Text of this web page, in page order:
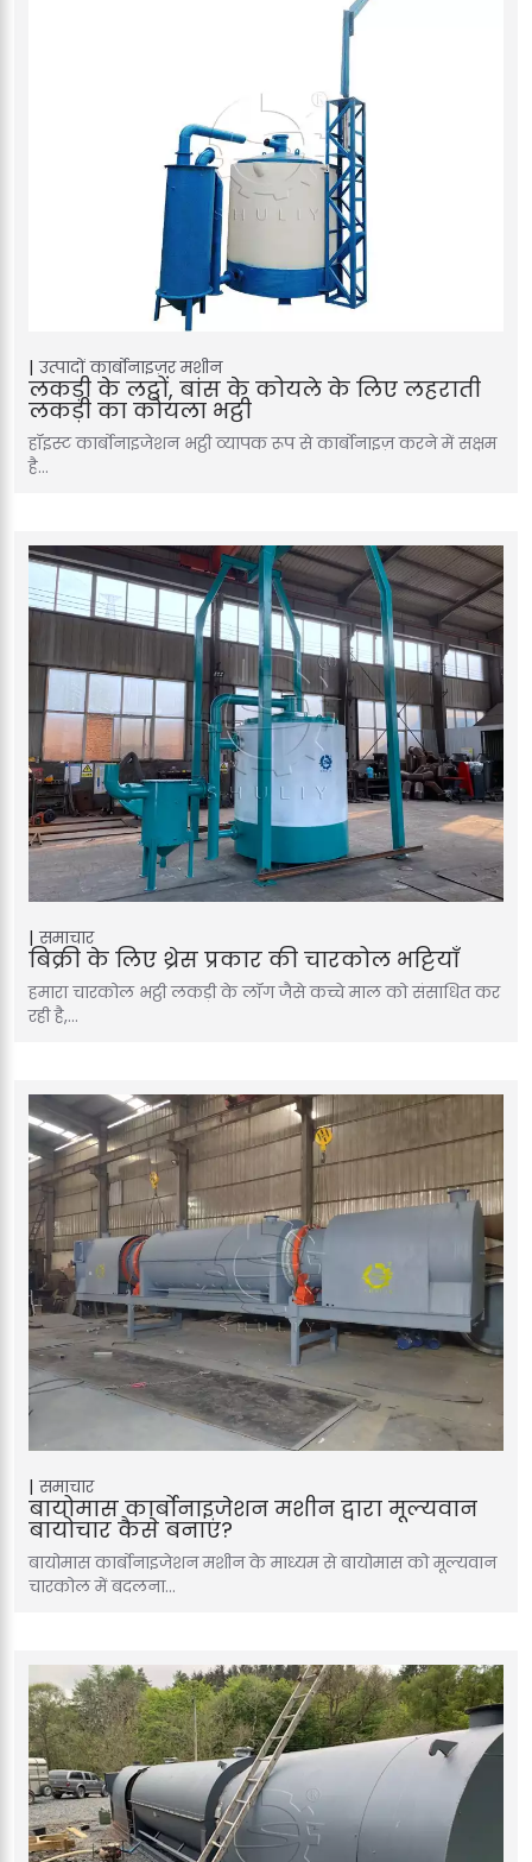
उत्पादों कार्बोनाइज़र मशीन
लकड़ी के लट्ठों, बांस के कोयले के लिए लहराती
लकड़ी का कोयला भट्ठी
हॉइस्ट कार्बोनाइजेशन भट्ठी व्यापक रूप से कार्बोनाइज़ करने में सक्षम
है…
समाचार
बिक्री के लिए थ्रेस प्रकार की चारकोल भट्टियाँ
हमारा चारकोल भट्ठी लकड़ी के लॉग जैसे कच्चे माल को संसाधित कर
रही है,…
समाचार
बायोमास कार्बोनाइजेशन मशीन द्वारा मूल्यवान
बायोचार कैसे बनाएं?
बायोमास कार्बोनाइजेशन मशीन के माध्यम से बायोमास को मूल्यवान
चारकोल में बदलना…